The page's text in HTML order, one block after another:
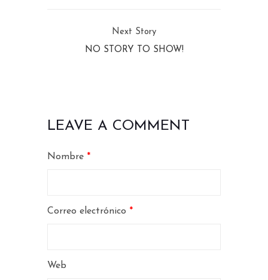
Next Story
NO STORY TO SHOW!
LEAVE A COMMENT
Nombre *
Correo electrónico *
Web